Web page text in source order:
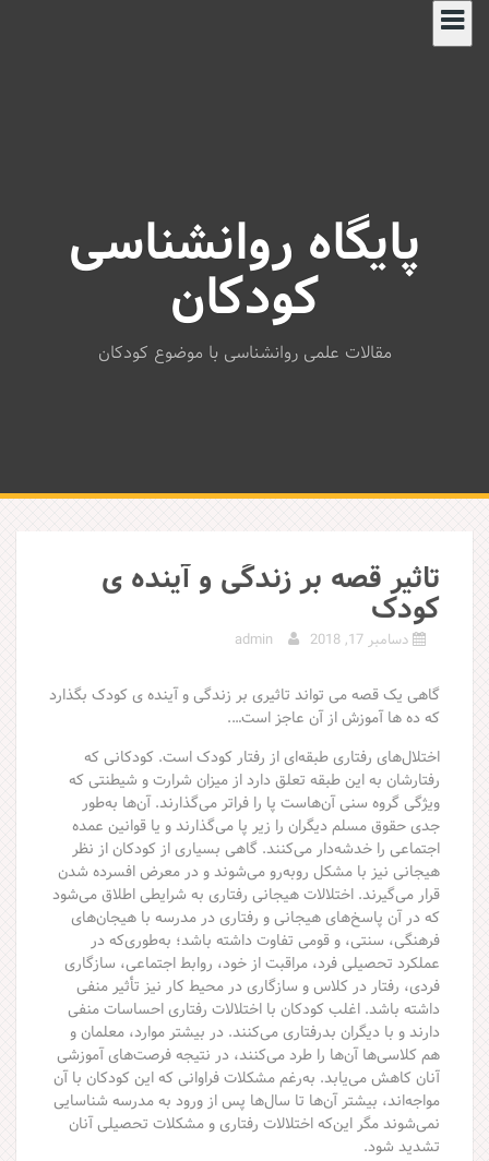
پایگاه روانشناسی
کودکان
مقالات علمی روانشناسی با موضوع کودکان
تاثیر قصه بر زندگی و آینده ی
کودک
دسامبر 17, 2018 admin
گاهی یک قصه می تواند تاثیری بر زندگی و آینده ی کودک بگذارد
که ده ها آموزش از آن عاجز است….
اختلال‌های رفتاری طبقه‌ای از رفتار کودک است. کودکانی که
رفتارشان به این طبقه تعلق دارد از میزان شرارت و شیطنتی که
ویژگی گروه سنی آن‌هاست پا را فراتر می‌گذارند. آن‌ها به‌طور
جدی حقوق مسلم دیگران را زیر پا می‌گذارند و یا قوانین عمده
اجتماعی را خدشه‌دار می‌کنند. گاهی بسیاری از کودکان از نظر
هیجانی نیز با مشکل رو‌به‌رو می‌شوند و در معرض افسرده شدن
قرار می‌گیرند. اختلالات هیجانی رفتاری به شرایطی اطلاق می‌شود
که در آن پاسخ‌های هیجانی و رفتاری در مدرسه با هیجان‌های
فرهنگی، سنتی، و قومی تفاوت داشته باشد؛ به‌طوری‌که در
عملکرد تحصیلی فرد، مراقبت از خود، روابط اجتماعی، سازگاری
فردی، رفتار در کلاس و سازگاری در محیط کار نیز تأثیر منفی
داشته باشد. اغلب کودکان با اختلالات رفتاری احساسات منفی
دارند و با دیگران بدرفتاری می‌کنند. در بیشتر موارد، معلمان و
هم کلاسی‌ها آن‌ها را طرد می‌کنند، در نتیجه فرصت‌های آموزشی
آنان کاهش می‌یابد. به‌رغم مشکلات فراوانی که این کودکان با آن
مواجه‌‌اند، بیشتر آن‌ها تا سال‌ها پس از ورود به مدرسه شناسایی
نمی‌شوند مگر این‌که اختلالات رفتاری و مشکلات تحصیلی آنان
تشدید شود.